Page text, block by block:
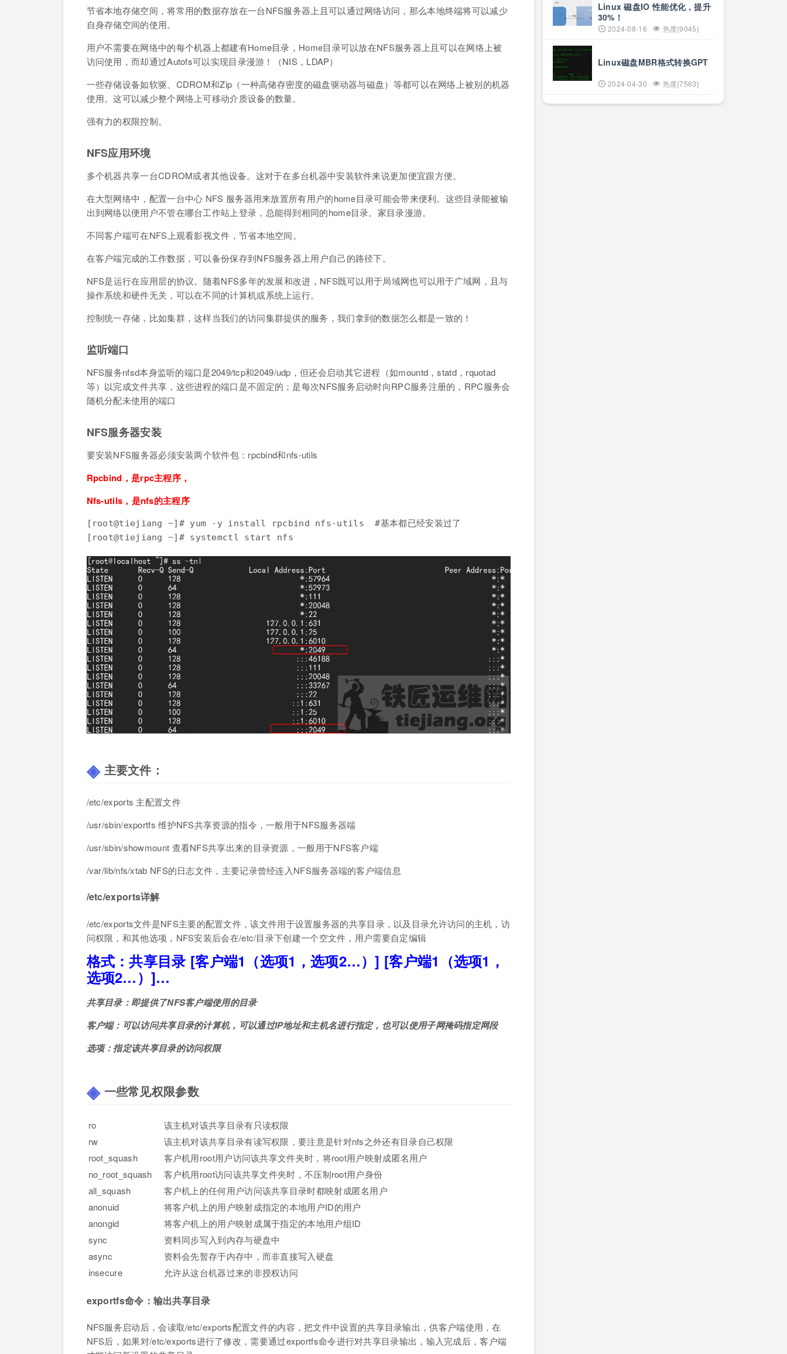
节省本地存储空间，将常用的数据存放在一台NFS服务器上且可以通过网络访问，那么本地终端将可以减少
自身存储空间的使用。
用户不需要在网络中的每个机器上都建有Home目录，Home目录可以放在NFS服务器上且可以在网络上被
访问使用，而却通过Autofs可以实现目录漫游！（NIS，LDAP）
一些存储设备如软驱、CDROM和Zip（一种高储存密度的磁盘驱动器与磁盘）等都可以在网络上被别的机器
使用。这可以减少整个网络上可移动介质设备的数量。
强有力的权限控制。
NFS应用环境
多个机器共享一台CDROM或者其他设备。这对于在多台机器中安装软件来说更加便宜跟方便。
在大型网络中，配置一台中心 NFS 服务器用来放置所有用户的home目录可能会带来便利。这些目录能被输
出到网络以便用户不管在哪台工作站上登录，总能得到相同的home目录。家目录漫游。
不同客户端可在NFS上观看影视文件，节省本地空间。
在客户端完成的工作数据，可以备份保存到NFS服务器上用户自己的路径下。
NFS是运行在应用层的协议。随着NFS多年的发展和改进，NFS既可以用于局域网也可以用于广域网，且与
操作系统和硬件无关，可以在不同的计算机或系统上运行。
控制统一存储，比如集群，这样当我们的访问集群提供的服务，我们拿到的数据怎么都是一致的！
监听端口
NFS服务nfsd本身监听的端口是2049/tcp和2049/udp，但还会启动其它进程（如mountd，statd，rquotad
等）以完成文件共享，这些进程的端口是不固定的；是每次NFS服务启动时向RPC服务注册的，RPC服务会
随机分配未使用的端口
NFS服务器安装
要安装NFS服务器必须安装两个软件包：rpcbind和nfs-utils
Rpcbind，是rpc主程序，
Nfs-utils，是nfs的主程序
[root@tiejiang ~]# yum -y install rpcbind nfs-utils  #基本都已经安装过了
主要文件：
/etc/exports 主配置文件
/usr/sbin/exportfs 维护NFS共享资源的指令，一般用于NFS服务器端
/usr/sbin/showmount 查看NFS共享出来的目录资源，一般用于NFS客户端
/var/lib/nfs/xtab NFS的日志文件，主要记录曾经连入NFS服务器端的客户端信息
/etc/exports详解
/etc/exports文件是NFS主要的配置文件，该文件用于设置服务器的共享目录，以及目录允许访问的主机，访
问权限，和其他选项，NFS安装后会在/etc/目录下创建一个空文件，用户需要自定编辑
格式：共享目录 [客户端1（选项1，选项2…）] [客户端1（选项1，
选项2…）]…
共享目录：即提供了NFS客户端使用的目录
客户端：可以访问共享目录的计算机，可以通过IP地址和主机名进行指定，也可以使用子网掩码指定网段
选项：指定该共享目录的访问权限
一些常见权限参数
ro
该主机对该共享目录有只读权限
rw
该主机对该共享目录有读写权限，要注意是针对nfs之外还有目录自己权限
root_squash
客户机用root用户访问该共享文件夹时，将root用户映射成匿名用户
no_root_squash
客户机用root访问该共享文件夹时，不压制root用户身份
all_squash
客户机上的任何用户访问该共享目录时都映射成匿名用户
anonuid
将客户机上的用户映射成指定的本地用户ID的用户
anongid
将客户机上的用户映射成属于指定的本地用户组ID
sync
资料同步写入到内存与硬盘中
async
资料会先暂存于内存中，而非直接写入硬盘
insecure
允许从这台机器过来的非授权访问
exportfs命令：输出共享目录
NFS服务启动后，会读取/etc/exports配置文件的内容，把文件中设置的共享目录输出，供客户端使用，在
NFS后，如果对/etc/exports进行了修改，需要通过exportfs命令进行对共享目录输出，输入完成后，客户端
Linux 磁盘IO 性能优化，提升
30%！
2024-08-16 热度{9045}
Linux磁盘MBR格式转换GPT
2024-04-30 热度{7563}